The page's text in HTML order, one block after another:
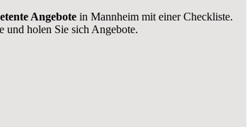
Angebote in Mannheim mit einer Checkliste.
und holen Sie sich Angebote.